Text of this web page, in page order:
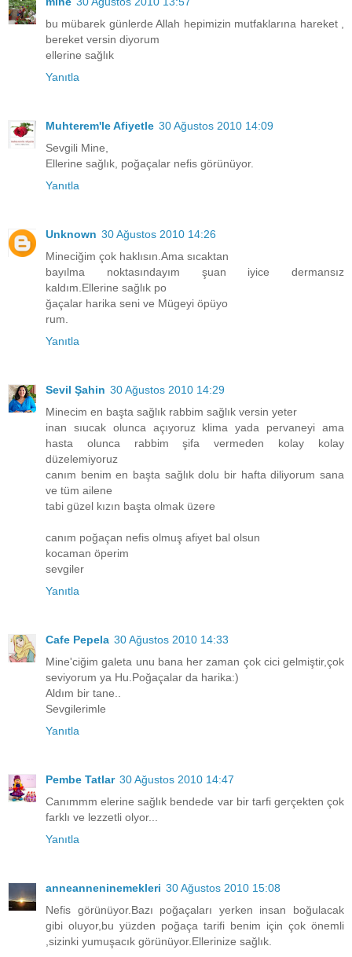
bu mübarek günlerde Allah hepimizin mutfaklarına hareket ,
bereket versin diyorum
ellerine sağlık
Yanıtla
Muhterem'le Afiyetle 30 Ağustos 2010 14:09
Sevgili Mine,
Ellerine sağlık, poğaçalar nefis görünüyor.
Yanıtla
Unknown 30 Ağustos 2010 14:26
Mineciğim çok haklısın.Ama sıcaktan
bayılma noktasındayım şuan iyice dermansız
kaldım.Ellerine sağlık po
ğaçalar harika seni ve Mügeyi öpüyo
rum.
Yanıtla
Sevil Şahin 30 Ağustos 2010 14:29
Minecim en başta sağlık rabbim sağlık versin yeter
inan sıucak olunca açıyoruz klima yada pervaneyi ama
hasta olunca rabbim şifa vermeden kolay kolay
düzelemiyoruz
canım benim en başta sağlık dolu bir hafta diliyorum sana
ve tüm ailene
tabi güzel kızın başta olmak üzere
canım poğaçan nefis olmuş afiyet bal olsun
kocaman öperim
sevgiler
Yanıtla
Cafe Pepela 30 Ağustos 2010 14:33
Mine'ciğim galeta unu bana her zaman çok cici gelmiştir,çok
seviyorum ya Hu.Poğaçalar da harika:)
Aldım bir tane..
Sevgilerimle
Yanıtla
Pembe Tatlar 30 Ağustos 2010 14:47
Canımmm elerine sağlık bendede var bir tarfi gerçekten çok
farklı ve lezzetli olyor...
Yanıtla
anneanneninemekleri 30 Ağustos 2010 15:08
Nefis görünüyor.Bazı poğaçaları yerken insan boğulacak
gibi oluyor,bu yüzden poğaça tarifi benim için çok önemli
,sizinki yumuşacık görünüyor.Ellerinize sağlık.